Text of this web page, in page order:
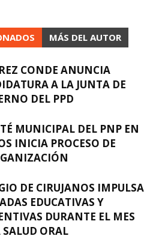
MÁS DEL AUTOR
CONDE ANUNCIA
A LA JUNTA DE
DEL PPD
MUNICIPAL DEL PNP EN
INICIA PROCESO DE
DE CIRUJANOS IMPULSA
EDUCATIVAS Y
DURANTE EL MES
SALUD ORAL